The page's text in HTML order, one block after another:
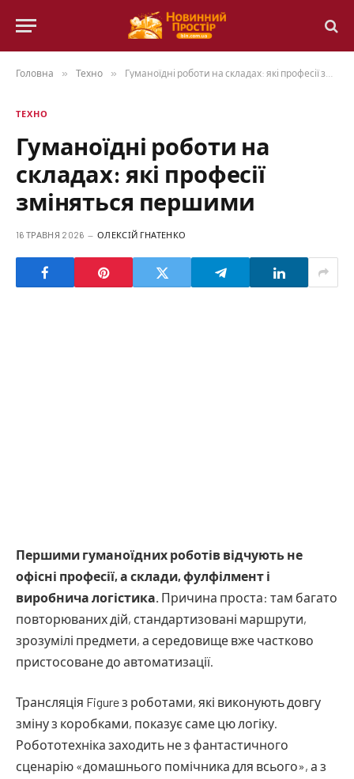
Головна » Техно » Гуманоїдні роботи на складах: які професії зміняться першими
ТЕХНО
Гуманоїдні роботи на
складах: які професії
зміняться першими
16 ТРАВНЯ 2026 ОЛЕКСІЙ ГНАТЕНКО
Першими гуманоїдних роботів відчують не
офісні професії, а склади, фулфілмент і
виробнича логістика. Причина проста: там багато
повторюваних дій, стандартизовані маршрути,
зрозумілі предмети, а середовище вже частково
пристосоване до автоматизації.
Трансляція Figure з роботами, які виконують довгу
зміну з коробками, показує саме цю логіку.
Робототехніка заходить не з фантастичного
сценарію «домашнього помічника для всього», а з